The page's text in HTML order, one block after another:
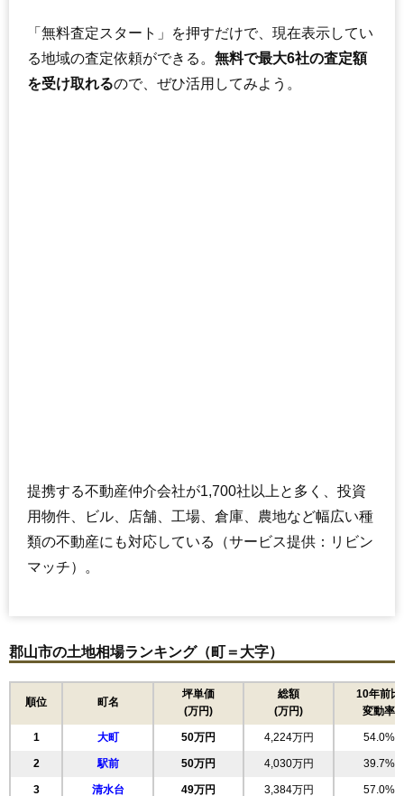
「無料査定スタート」を押すだけで、現在表示してい
る地域の査定依頼ができる。 無料で最大6社の査定額
を受け取れるので、ぜひ活用してみよう。
提携する不動産仲介会社が1,700社以上と多く、投資
用物件、ビル、店舗、工場、倉庫、農地など幅広い種
類の不動産にも対応している（サービス提供：リビン
マッチ）。
郡山市の土地相場ランキング（町＝大字）
順位 町名
坪単価
(万円)
総額
(万円)
10年前比
変動率
1 大町 50万円 4,224万円 54.0%
2 駅前 50万円 4,030万円 39.7%
3 清水台 49万円 3,384万円 57.0%